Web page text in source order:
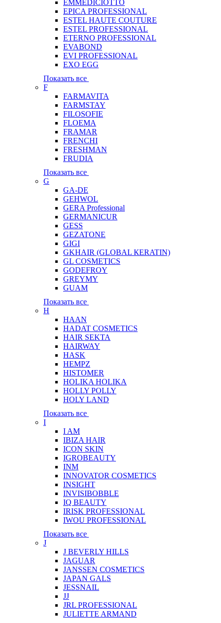
EMMEDICIOTTO
EPICA PROFESSIONAL
ESTEL HAUTE COUTURE
ESTEL PROFESSIONAL
ETERNO PROFESSIONAL
EVABOND
EVI PROFESSIONAL
EXO EGG
Показать все
F
FARMAVITA
FARMSTAY
FILOSOFIE
FLOEMA
FRAMAR
FRENCHI
FRESHMAN
FRUDIA
Показать все
G
GA-DE
GEHWOL
GERA Professional
GERMANICUR
GESS
GEZATONE
GIGI
GKHAIR (GLOBAL КЕRATIN)
GL COSMETICS
GODEFROY
GREYMY
GUAM
Показать все
H
HAAN
HADAT COSMETICS
HAIR SEKTA
HAIRWAY
HASK
HEMPZ
HISTOMER
HOLIKA HOLIKA
HOLLY POLLY
HOLY LAND
Показать все
I
I AM
IBIZA HAIR
ICON SKIN
IGROBEAUTY
INM
INNOVATOR COSMETICS
INSIGHT
INVISIBOBBLE
IQ BEAUTY
IRISK PROFESSIONAL
IWOU PROFESSIONAL
Показать все
J
J BEVERLY HILLS
JAGUAR
JANSSEN COSMETICS
JAPAN GALS
JESSNAIL
JJ
JRL PROFESSIONAL
JULIETTE ARMAND